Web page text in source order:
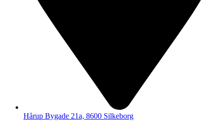
Hårup Bygade 21a, 8600 Silkeborg